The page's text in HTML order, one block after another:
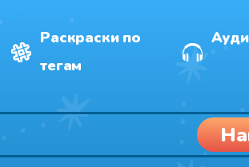
Раскраски по
тегам